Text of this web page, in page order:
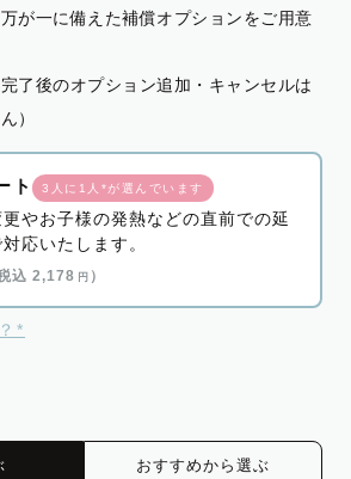
が一に備えた補償オプションをご用意
了後のオプション追加・キャンセルは
）
ト 3人に1人*が選んでいます
やお子様の発熱などの直前での延
応いたします。
税込 2,178 円 ）
*
おすすめから選ぶ